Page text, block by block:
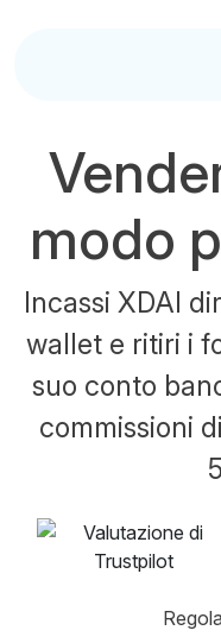
modo
Incassi XDAI
wallet e ritiri i
suo conto
commissioni